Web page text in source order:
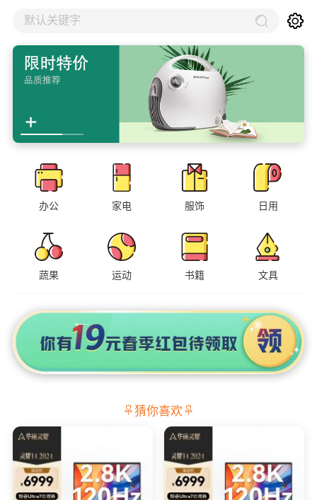
默认关键字
办公 家电 服饰 日用
蔬果 运动 书籍 文具
猜你喜欢